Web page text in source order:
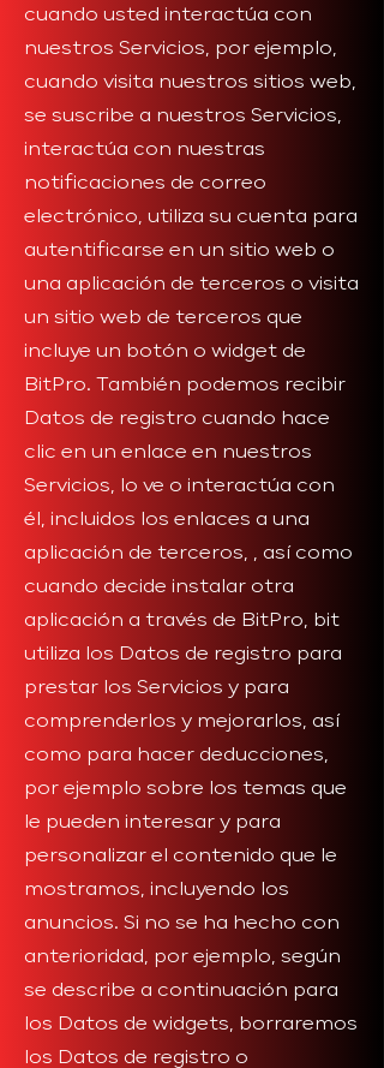
cuando usted interactúa con
nuestros Servicios, por ejemplo,
cuando visita nuestros sitios web,
se suscribe a nuestros Servicios,
interactúa con nuestras
notificaciones de correo
electrónico, utiliza su cuenta para
autentificarse en un sitio web o
una aplicación de terceros o visita
un sitio web de terceros que
incluye un botón o widget de
BitPro. También podemos recibir
Datos de registro cuando hace
clic en un enlace en nuestros
Servicios, lo ve o interactúa con
él, incluidos los enlaces a una
aplicación de terceros, , así como
cuando decide instalar otra
aplicación a través de BitPro, bit
utiliza los Datos de registro para
prestar los Servicios y para
comprenderlos y mejorarlos, así
como para hacer deducciones,
por ejemplo sobre los temas que
le pueden interesar y para
personalizar el contenido que le
mostramos, incluyendo los
anuncios. Si no se ha hecho con
anterioridad, por ejemplo, según
se describe a continuación para
los Datos de widgets, borraremos
los Datos de registro o